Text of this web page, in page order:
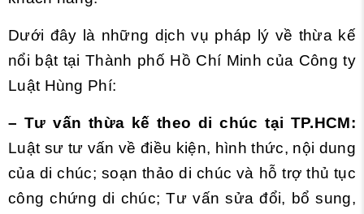
Dưới đây là những dịch vụ pháp lý về thừa kế
nổi bật tại Thành phố Hồ Chí Minh của Công ty
Luật Hùng Phí:
– Tư vấn thừa kế theo di chúc tại TP.HCM:
Luật sư tư vấn về điều kiện, hình thức, nội dung
của di chúc; soạn thảo di chúc và hỗ trợ thủ tục
công chứng di chúc; Tư vấn sửa đổi, bổ sung,